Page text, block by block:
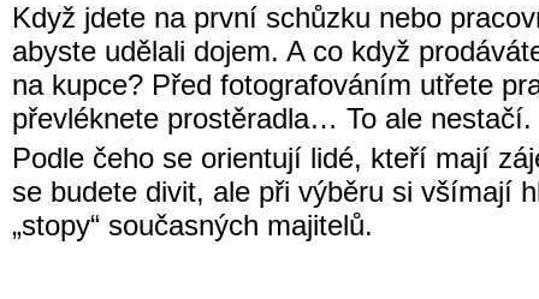
Když jdete na první schůzku nebo
abyste udělali dojem. A co když
na kupce? Před fotografováním utřete
převléknete prostěradla… To ale nestačí.
Podle čeho se orientují lidé, kteří mají
se budete divit, ale při výběru si všímají
„stopy“ současných majitelů.